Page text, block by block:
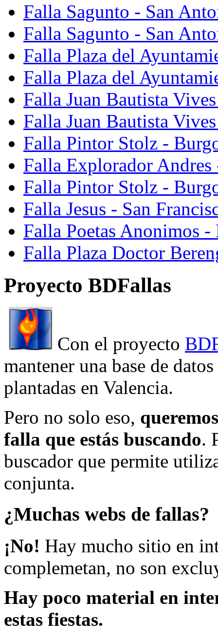
Falla Sagunto - San
Falla Sagunto - San
Falla Plaza del
Falla Plaza del
Falla Juan Bautista
Falla Juan Bautista
Falla Pintor Stolz -
Falla Explorador Andres
Falla Pintor Stolz -
Falla Jesus - San
Falla Poetas Anonimos
Falla Plaza Doctor
Proyecto BDFallas
Con el proyecto
mantener una base de
plantadas en Valencia.
Pero no solo eso,
falla que estás buscando.
buscador que permite
conjunta.
¿Muchas webs de fallas?
¡No! Hay mucho sitio en
complemetan, no son
Hay poco material en
estas fiestas.